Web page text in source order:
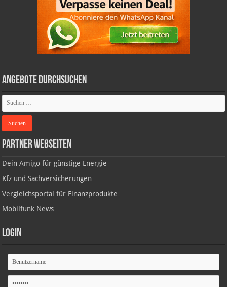
Angebote durchsuchen
Partner Webseiten
Dein Amigo für günstige Energie
Kfz und Sachversicherungen
Vergleichsportal für Finanzprodukte
Mobilfunk News
Login